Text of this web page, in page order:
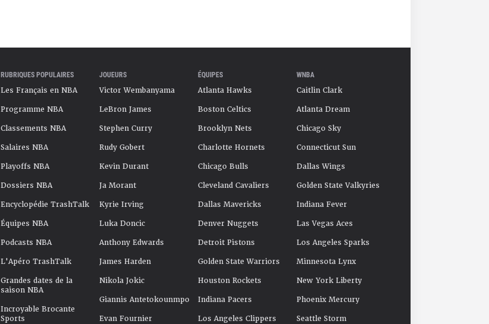
RUBRIQUES POPULAIRES
Les Français en NBA
Programme NBA
Classements NBA
Salaires NBA
Playoffs NBA
Dossiers NBA
Encyclopédie TrashTalk
Équipes NBA
Podcasts NBA
L'Apéro TrashTalk
Grandes dates de la
saison NBA
Incroyable Brocante
Sports
JOUEURS
Victor Wembanyama
LeBron James
Stephen Curry
Rudy Gobert
Kevin Durant
Ja Morant
Kyrie Irving
Luka Doncic
Anthony Edwards
James Harden
Nikola Jokic
Giannis Antetokounmpo
Evan Fournier
ÉQUIPES
Atlanta Hawks
Boston Celtics
Brooklyn Nets
Charlotte Hornets
Chicago Bulls
Cleveland Cavaliers
Dallas Mavericks
Denver Nuggets
Detroit Pistons
Golden State Warriors
Houston Rockets
Indiana Pacers
Los Angeles Clippers
WNBA
Caitlin Clark
Atlanta Dream
Chicago Sky
Connecticut Sun
Dallas Wings
Golden State Valkyries
Indiana Fever
Las Vegas Aces
Los Angeles Sparks
Minnesota Lynx
New York Liberty
Phoenix Mercury
Seattle Storm